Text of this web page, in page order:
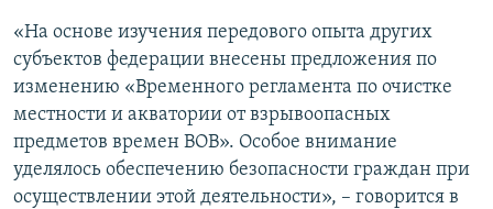
«На основе изучения передового опыта других
субъектов федерации внесены предложения по
изменению «Временного регламента по очистке
местности и акватории от взрывоопасных
предметов времен ВОВ». Особое внимание
уделялось обеспечению безопасности граждан при
осуществлении этой деятельности», – говорится в